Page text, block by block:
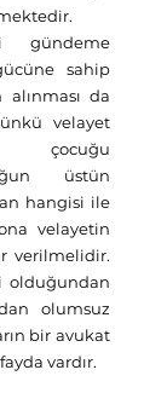
gündeme
sahip
da
velayet
çocuğu
üstün
hangisi ile
velayetin
verilmelidir.
olduğundan
olumsuz
bir avukat
vardır.